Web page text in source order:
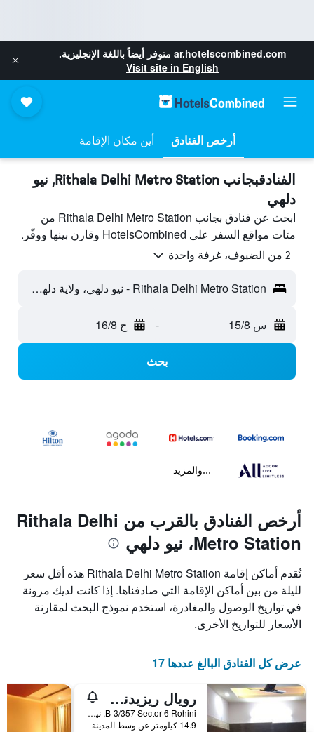
ar.hotelscombined.com متوفر أيضاً باللغة الإنجليزية.
Visit site in English
أرخص الفنادق أين مكان الإقامة
الفنادقبجانب Rithala Delhi Metro Station, نيو
دلهي
ابحث عن فنادق بجانب Rithala Delhi Metro Station من
مئات مواقع السفر على HotelsCombined وقارن بينها ووفّر.
2 من الضيوف، غرفة واحدة
Rithala Delhi Metro Station - نيو دلهي، ولاية دلهي، الهند
س 15/8 - ح 16/8
بحث
...والمزيد
أرخص الفنادق بالقرب من Rithala Delhi
Metro Station، نيو دلهي
تُقدم أماكن إقامة Rithala Delhi Metro Station هذه أقل سعر
لليلة من بين أماكن الإقامة التي صادفناها. إذا كانت لديك مرونة
في تواريخ الوصول والمغادرة، استخدم نموذج البحث لمقارنة
الأسعار للتواريخ الأخرى.
عرض كل الفنادق البالغ عددها 17
رويال ريزيدنسي
B-3/357 Sector-6 Rohini, نيو دلهي, الهند
14.9 كيلومتر عن وسط المدينة